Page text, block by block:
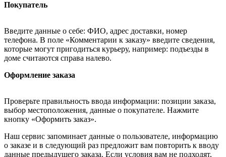
Покупатель
Введите данные о себе: ФИО, адрес доставки, номер
телефона. В поле «Комментарии к заказу» введите сведения,
которые могут пригодиться курьеру, например: подъезды в
доме считаются справа налево.
Оформление заказа
Проверьте правильность ввода информации: позиции заказа,
выбор местоположения, данные о покупателе. Нажмите
кнопку «Оформить заказ».
Наш сервис запоминает данные о пользователе, информацию
о заказе и в следующий раз предложит вам повторить к вводу
данные предыдущего заказа. Если условия вам не подходят,